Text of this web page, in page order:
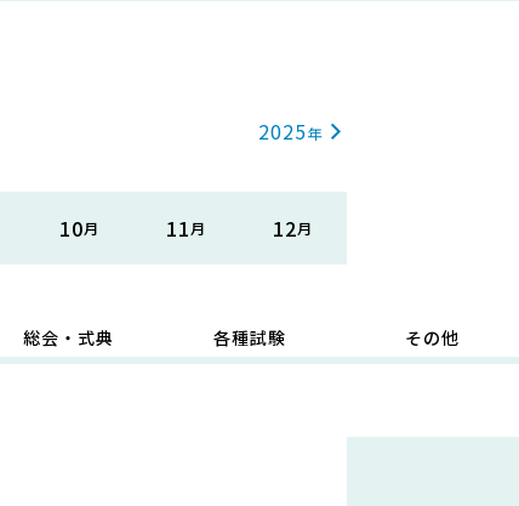
10 11 12
2025
総会・式典 各種試験 その他